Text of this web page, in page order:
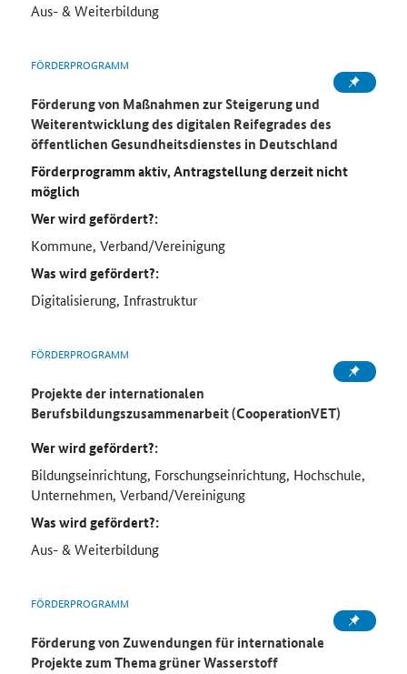
Aus- & Weiterbildung
FÖRDERPROGRAMM
Förderung von Maßnahmen zur Steigerung und
Weiterentwicklung des digitalen Reifegrades des
öffentlichen Gesundheitsdienstes in Deutschland
Förderprogramm aktiv, Antragstellung derzeit nicht
möglich
Wer wird gefördert?:
Kommune, Verband/Vereinigung
Was wird gefördert?:
Digitalisierung, Infrastruktur
FÖRDERPROGRAMM
Projekte der internationalen
Berufsbildungszusammenarbeit (CooperationVET)
Wer wird gefördert?:
Bildungseinrichtung, Forschungseinrichtung, Hochschule,
Unternehmen, Verband/Vereinigung
Was wird gefördert?:
Aus- & Weiterbildung
FÖRDERPROGRAMM
Förderung von Zuwendungen für internationale
Projekte zum Thema grüner Wasserstoff